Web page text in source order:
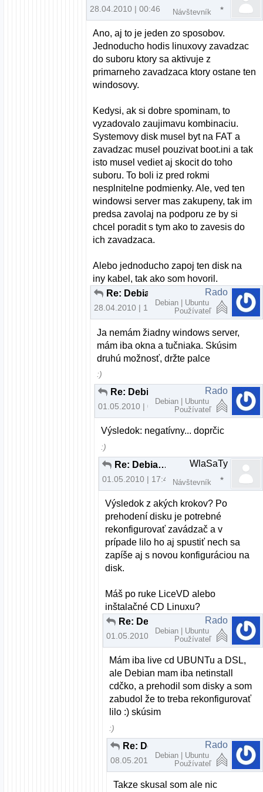
28.04.2010 | 00:46 Návštevník
Ano, aj to je jeden zo sposobov.
Jednoducho hodis linuxovy zavadzac
do suboru ktory sa aktivuje z
primarneho zavadzaca ktory ostane ten
windosovy.
Kedysi, ak si dobre spominam, to
vyzadovalo zaujimavu kombinaciu.
Systemovy disk musel byt na FAT a
zavadzac musel pouzivat boot.ini a tak
isto musel vediet aj skocit do toho
suboru. To boli iz pred rokmi
nesplnitelne podmienky. Ale, ved ten
windowsi server mas zakupeny, tak im
predsa zavolaj na podporu ze by si
chcel poradit s tym ako to zavesis do
ich zavadzaca.
Alebo jednoducho zapoj ten disk na
iny kabel, tak ako som hovoril.
28.04.2010 | 19:00
Rado
Debian | Ubuntu
Používateľ
Ja nemám žiadny windows server,
mám iba okna a tučniaka. Skúsim
druhú možnosť, držte palce
:)
01.05.2010 | 01:04
Rado
Debian | Ubuntu
Používateľ
Výsledok: negatívny... doprčic
:)
Re: Debian a Windows XP cez LILO
01.05.2010 | 17:45
WlaSaTy
Návštevník
Výsledok z akých krokov? Po
prehodení disku je potrebné
rekonfigurovať zavádzač a v
prípade lilo ho aj spustiť nech sa
zapíše aj s novou konfiguráciou na
disk.
Máš po ruke LiceVD alebo
inštalačné CD Linuxu?
01.05.2010 | 23:27
Rado
Debian | Ubuntu
Používateľ
Mám iba live cd UBUNTu a DSL,
ale Debian mam iba netinstall
cdčko, a prehodil som disky a som
zabudol že to treba rekonfigurovať
lilo :) skúsim
:)
08.05.2010 | 00:54
Rado
Debian | Ubuntu
Používateľ
Takze skusal som ale nic